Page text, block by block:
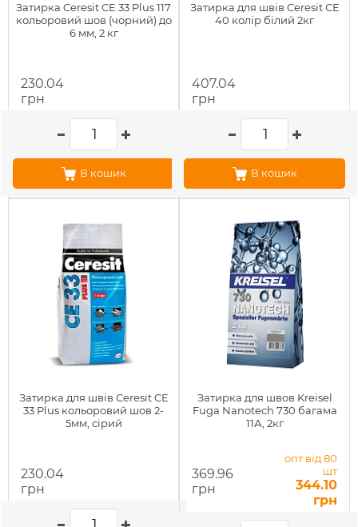
Затирка Ceresit CE 33 Plus 117
кольоровий шов (чорний) до
6 мм, 2 кг
230.04
грн
В кошик
Затирка для швів Ceresit СЕ
40 колір білий 2кг
407.04
грн
В кошик
Затирка для швів Ceresit CE
33 Plus кольоровий шов 2-
5мм, сірий
230.04
грн
Затирка для швов Kreisel
Fuga Nanotech 730 багама
11А, 2кг
369.96
грн
опт від 80
шт
344.10
грн